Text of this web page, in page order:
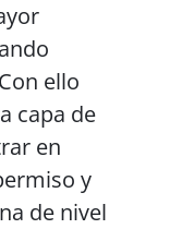
ello
capa de
en
y
de nivel